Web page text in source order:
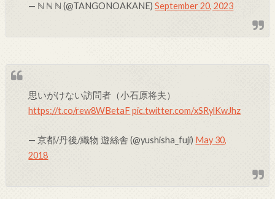
— ℕ ℕ ℕ (@TANGONOAKANE)September 20, 2023
思いがけない訪問者（小石原将夫）
https://t.co/rew8WBetaF pic.twitter.com/xSRylKwJhz
— 京都/丹後/織物 遊絲舎 (@yushisha_fuji) May 30,
2018